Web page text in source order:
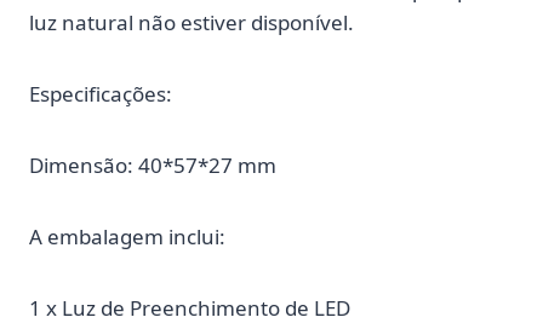
luz natural não estiver disponível.
Especificações:
Dimensão: 40*57*27 mm
A embalagem inclui:
1 x Luz de Preenchimento de LED